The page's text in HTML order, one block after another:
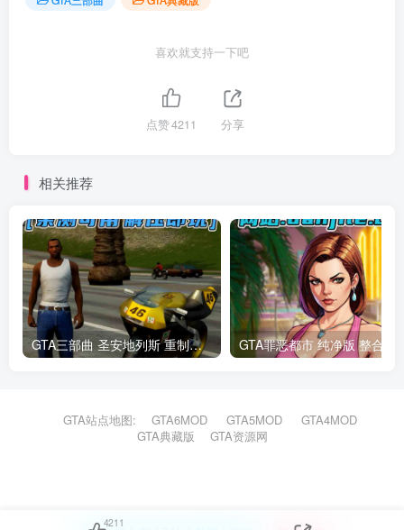
喜欢就支持一下吧
点赞4211 分享
相关推荐
GTA三部曲 圣安地列斯 重制版 简体中文 免安装 绿色版 [亲测可用 解压即玩]【18.6GB】
GTA站点地图: GTA6MOD GTA5MOD
GTA4MOD
GTA典藏版
GTA资源网
4211